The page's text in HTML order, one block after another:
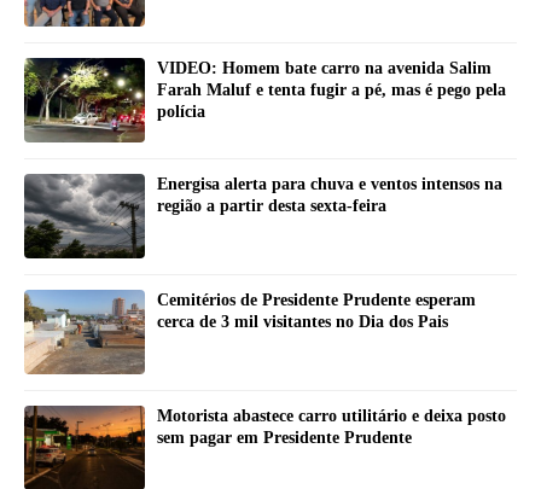
VIDEO: Homem bate carro na avenida Salim
Farah Maluf e tenta fugir a pé, mas é pego pela
polícia
Energisa alerta para chuva e ventos intensos na
região a partir desta sexta-feira
Cemitérios de Presidente Prudente esperam
cerca de 3 mil visitantes no Dia dos Pais
Motorista abastece carro utilitário e deixa posto
sem pagar em Presidente Prudente